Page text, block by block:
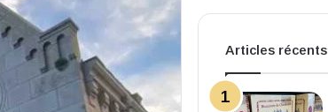
Articles récents